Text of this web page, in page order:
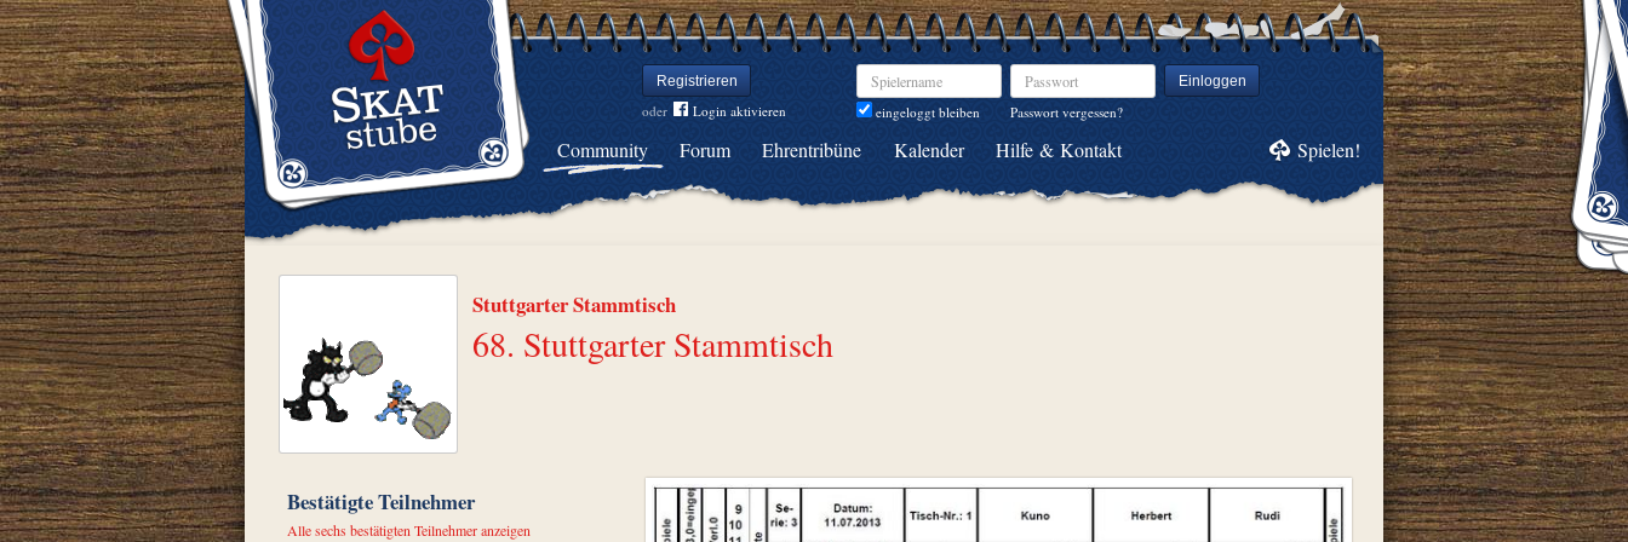
Registrieren
oder Login aktivieren
Spielername
eingeloggt bleiben
Passwort Einloggen
Passwort vergessen?
Community Forum Ehrentribüne Kalender Hilfe & Kontakt Spielen!
Stuttgarter Stammtisch
68. Stuttgarter Stammtisch
Bestätigte Teilnehmer
Alle sechs bestätigten Teilnehmer anzeigen